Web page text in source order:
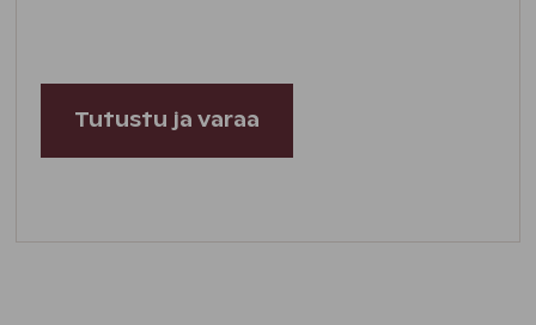
Tutustu ja varaa